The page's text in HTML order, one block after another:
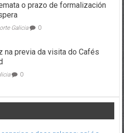
o prazo de formalización
Galicia 0
na previa da visita do Cafés
0